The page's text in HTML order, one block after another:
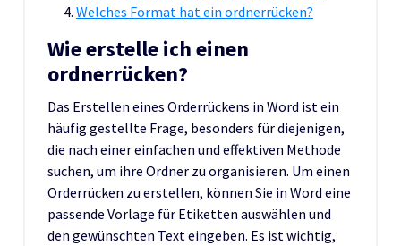
Welches Format hat ein ordnerrücken?
Wie erstelle ich einen
ordnerrücken?
Das Erstellen eines Orderrückens in Word ist ein
häufig gestellte Frage, besonders für diejenigen,
die nach einer einfachen und effektiven Methode
suchen, um ihre Ordner zu organisieren. Um einen
Orderrücken zu erstellen, können Sie in Word eine
passende Vorlage für Etiketten auswählen und
den gewünschten Text eingeben. Es ist wichtig,